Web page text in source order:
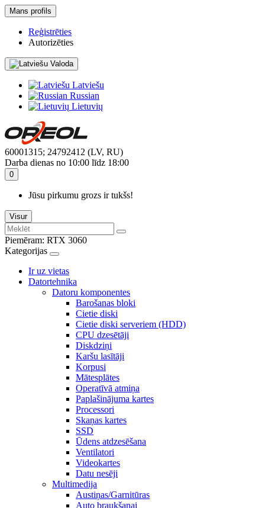
Mans profils
Reģistrēties
Autorizēties
Valoda
Latviešu
Russian
Lietuvių
60001315; 24792412 (LV, RU)
Darba dienas no 10:00 līdz 18:00
0
Jūsu pirkumu grozs ir tukšs!
Visur
Piemēram: RTX 3060
Kategorijas
Ir uz vietas
Datortehnika
Datoru komponentes
Barošanas bloki
Cietie diski
Cietie diski serveriem (HDD)
CPU dzesētāji
Diskdziņi
Karšu lasītāji
Korpusi
Mātesplātes
Operatīvā atmiņa
Paplašinājuma kartes
Processori
Skaņas kartes
SSD
Ūdens atdzesēšana
Ventilatori
Videokartes
Datu nesēji
Multimedija
Austiņas/Garnitūras
Auto braukšanai